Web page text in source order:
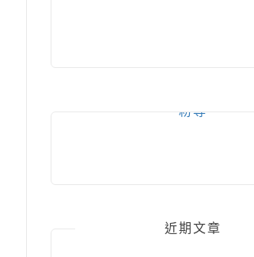
粉專
近期文章